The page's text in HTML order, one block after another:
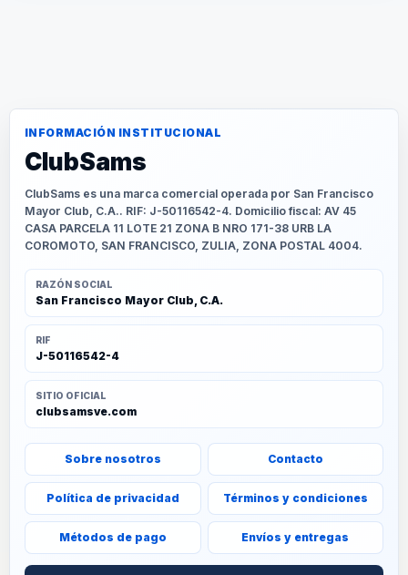
INFORMACIÓN INSTITUCIONAL
ClubSams
ClubSams es una marca comercial operada por San Francisco
Mayor Club, C.A.. RIF: J-50116542-4. Domicilio fiscal: AV 45
CASA PARCELA 11 LOTE 21 ZONA B NRO 171-38 URB LA
COROMOTO, SAN FRANCISCO, ZULIA, ZONA POSTAL 4004.
RAZÓN SOCIAL
San Francisco Mayor Club, C.A.
RIF
J-50116542-4
SITIO OFICIAL
clubsamsve.com
Sobre nosotros Contacto
Política de privacidad Términos y condiciones
Métodos de pago Envíos y entregas